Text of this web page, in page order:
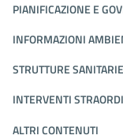
PIANIFICAZIONE E
INFORMAZIONI
STRUTTURE
INTERVENTI
ALTRI CONTENUTI